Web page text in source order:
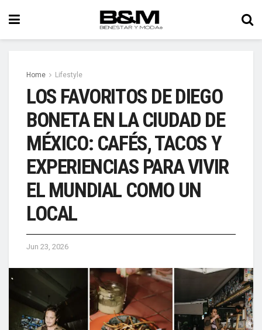
Home Lifestyle
LOS FAVORITOS DE DIEGO
BONETA EN LA CIUDAD DE
MÉXICO: CAFÉS, TACOS Y
EXPERIENCIAS PARA VIVIR
EL MUNDIAL COMO UN
LOCAL
Jun 23, 2026